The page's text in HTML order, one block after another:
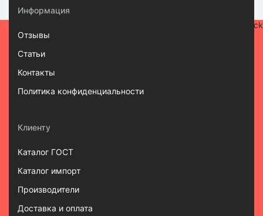
Информация
Отзывы
Статьи
Контакты
Политика конфиденциальности
Клиенту
Каталог ГОСТ
Каталог импорт
Производители
Доставка и оплата